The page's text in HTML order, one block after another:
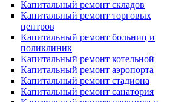
Капитальный ремонт складов
Капитальный ремонт торговых
центров
Капитальный ремонт больниц и
поликлиник
Капитальный ремонт котельной
Капитальный ремонт аэропорта
Капитальный ремонт стадиона
Капитальный ремонт санатория